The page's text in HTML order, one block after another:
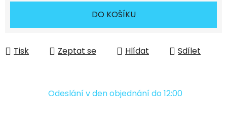
DO KOŠÍKU
Tisk Zeptat se Hlídat Sdílet
Odeslání v den objednání do 12:00